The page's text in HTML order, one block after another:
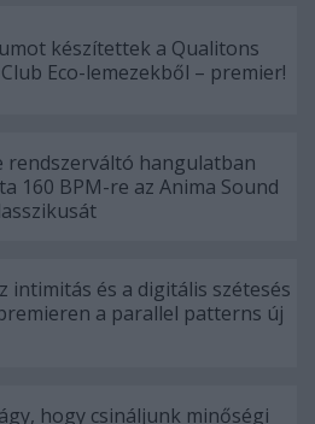
készítettek a Qualitons
Eco-lemezekből – premier!
rendszerváltó hangulatban
160 BPM-re az Anima Sound
intimitás és a digitális szétesés
a parallel patterns új
hogy csináljunk minőségi